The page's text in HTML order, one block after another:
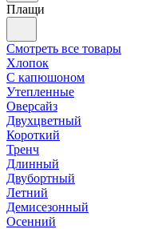
Плащи
Смотреть все товары
Хлопок
С капюшоном
Утепленные
Оверсайз
Двухцветный
Короткий
Тренч
Длинный
Двубортный
Летний
Демисезонный
Осенний